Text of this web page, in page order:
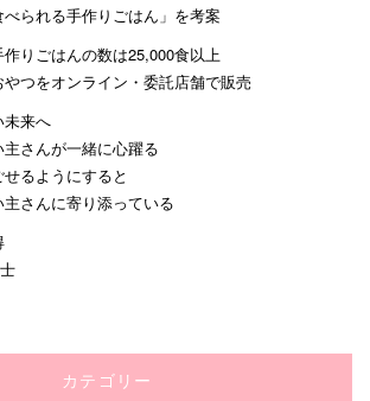
べられる手作りごはん」を考案
りごはんの数は25,000食以上
つをオンライン・委託店舗で販売
未来へ
さんが一緒に心躍る
るようにすると
さんに寄り添っている
カテゴリー